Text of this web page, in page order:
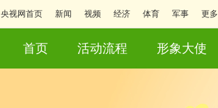
央视网首页 新闻 视频 经济 体育 军事 更多
首页 活动流程 形象大使